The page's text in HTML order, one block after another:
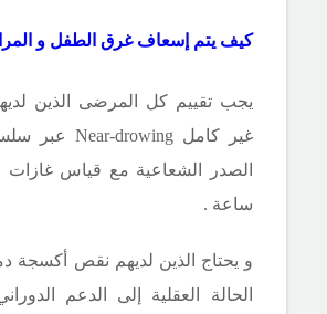
كيف يتم إسعاف غرق الطفل و
يجب تقييم كل المرضى الذين
غير كامل Near-drowing عبر
ساعة .
و يحتاج الذين لديهم نقص أكسجة
الحالة العقلية إلى الدعم